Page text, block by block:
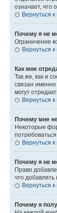
означает, что
Вернуться к
Почему я не
Ограничение
Вернуться к
Как мне
Так же, как и
связан
могут
Вернуться к
Почему мне
Некоторые
Вернуться к
Почему я не
Право
что
Вернуться к
Почему я